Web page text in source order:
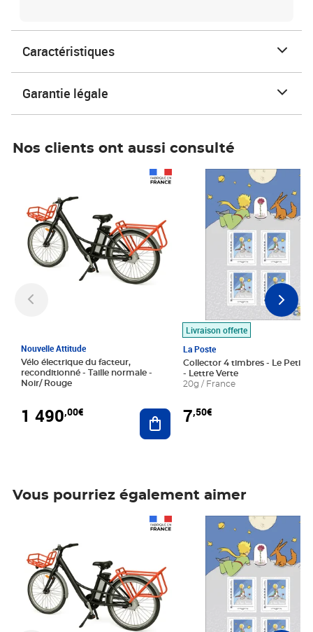
Caractéristiques
Garantie légale
Nos clients ont aussi consulté
Nouvelle Attitude
Vélo électrique du facteur,
reconditionné - Taille normale -
Noir/ Rouge
1 490,00€ Ajouter au panier
Livraison offerte
La Poste
Collector 4 timbres - Le Petit
- Lettre Verte
20g / France
7,50€
Prix 7,50€
Vous pourriez également aimer
Prix 7,50€